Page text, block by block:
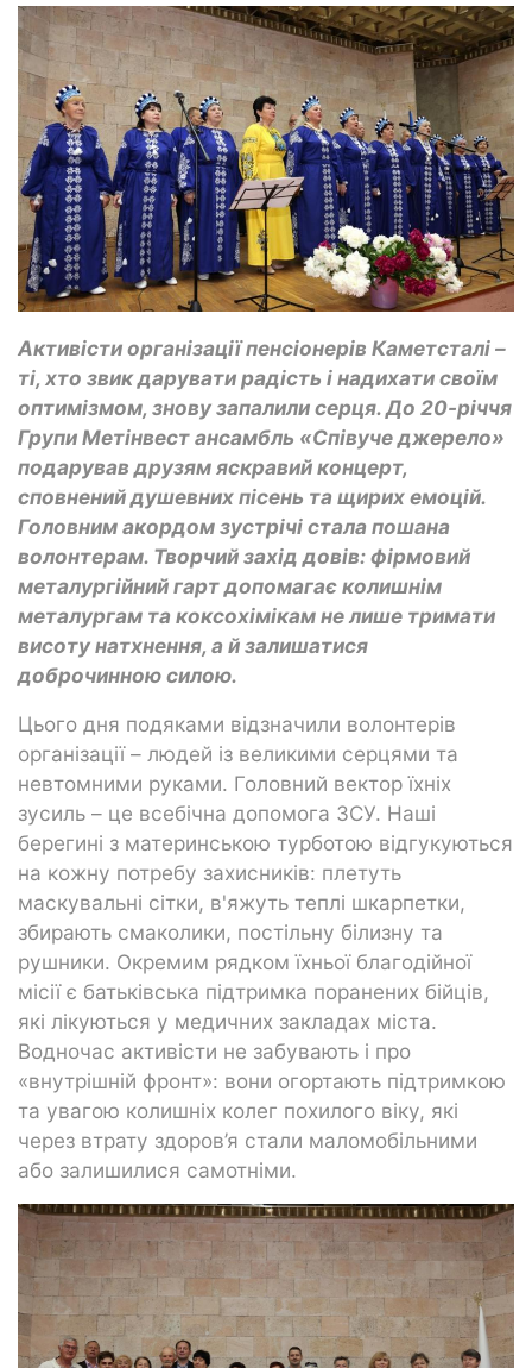
Активісти організації пенсіонерів Каметсталі –
ті, хто звик дарувати радість і надихати своїм
оптимізмом, знову запалили серця. До 20-річчя
Групи Метінвест ансамбль «Співуче джерело»
подарував друзям яскравий концерт,
сповнений душевних пісень та щирих емоцій.
Головним акордом зустрічі стала пошана
волонтерам. Творчий захід довів: фірмовий
металургійний гарт допомагає колишнім
металургам та коксохімікам не лише тримати
висоту натхнення, а й залишатися
доброчинною силою.
Цього дня подяками відзначили волонтерів
організації – людей із великими серцями та
невтомними руками. Головний вектор їхніх
зусиль – це всебічна допомога ЗСУ. Наші
берегині з материнською турботою відгукуються
на кожну потребу захисників: плетуть
маскувальні сітки, в'яжуть теплі шкарпетки,
збирають смаколики, постільну білизну та
рушники. Окремим рядком їхньої благодійної
місії є батьківська підтримка поранених бійців,
які лікуються у медичних закладах міста.
Водночас активісти не забувають і про
«внутрішній фронт»: вони огортають підтримкою
та увагою колишніх колег похилого віку, які
через втрату здоров’я стали маломобільними
або залишилися самотніми.